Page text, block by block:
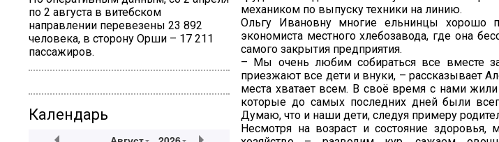
по 2 августа в витебском
направлении перевезены 23 892
человека, в сторону Орши – 17 211
пассажиров.
Календарь
механиком по выпуску техники на линию.
Ольгу Ивановну многие ельнинцы хорошо
экономиста местного хлебозавода, где она
самого закрытия предприятия.
– Мы очень любим собираться все вместе
приезжают все дети и внуки, – рассказывает
места хватает всем. В своё время с нами
которые до самых последних дней были
Думаю, что и наши дети, следуя примеру
Несмотря на возраст и состояние